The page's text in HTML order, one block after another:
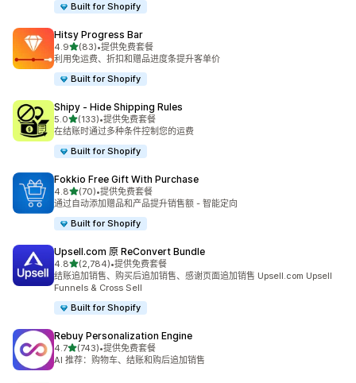
Built for Shopify
Hitsy Progress Bar
4.9星（满分 5 星）
(83)
总共 83 条评论
•提供免费套餐
利用免运费、折扣和赠品进度条提升客单价
Built for Shopify
Shipy ‑ Hide Shipping Rules
5.0星（满分 5 星）
(133)
总共 133 条评论
•提供免费套餐
在结账时通过多种条件控制您的运费
Built for Shopify
Fokkio Free Gift With Purchase
4.8星（满分 5 星）
(70)
总共 70 条评论
•提供免费套餐
通过自动添加赠品和产品提升销售额 - 智能定向
Built for Shopify
Upsell.com 原 ReConvert Bundle
4.8星（满分 5 星）
(2,784)
总共 2784 条评论
•提供免费套餐
结账追加销售、购买后追加销售、感谢页面追加销售 Upsell.com Upsell
Funnels & Cross Sell
Built for Shopify
Rebuy Personalization Engine
4.7星（满分 5 星）
(743)
总共 743 条评论
•提供免费套餐
AI 推荐：购物车、结账和购后追加销售